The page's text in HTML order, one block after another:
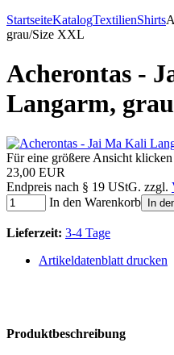
StartseiteKatalogTextilienShirts
grau/Size XXL
Acherontas -
Langarm,
Für eine größere Ansicht
23,00 EUR
Endpreis nach § 19 UStG. zzgl.
In den Warenkorb
In
Lieferzeit: 3-4 Tage
Artikeldatenblatt drucken
Produktbeschreibung